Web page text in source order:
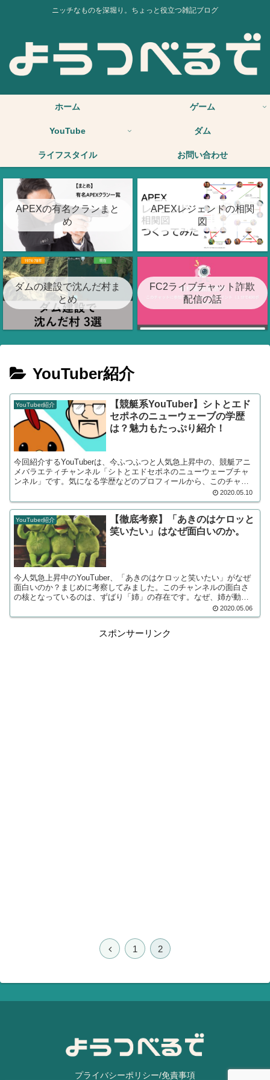
ニッチなものを深堀り。ちょっと役立つ雑記ブログ
ホーム ゲーム
YouTube ダム
ライフスタイル お問い合わせ
APEXの有名クランまと
め
APEXレジェンドの相関
図
ダムの建設で沈んだ村ま
とめ
FC2ライブチャット詐欺
配信の話
YouTuber紹介
YouTuber紹介
【競艇系YouTuber】シトとエド
セポネのニューウェーブの学歴
は？魅力もたっぷり紹介！
今回紹介するYouTuberは、今ふつふつと人気急上昇中の、競艇アニ
メバラエティチャンネル「シトとエドセポネのニューウェーブチャ
ンネル」です。気になる学歴などのプロフィールから、このチャン
2020.05.10
YouTuber紹介
【徹底考察】「あきのはケロッと
笑いたい」はなぜ面白いのか。
今人気急上昇中のYouTuber、「あきのはケロッと笑いたい」がなぜ
面白いのか？まじめに考察してみました。このチャンネルの面白さ
の核となっているのは、ずばり「姉」の存在です。なぜ、姉が動画
2020.05.06
スポンサーリンク
1 2
プライバシーポリシー/免責事項